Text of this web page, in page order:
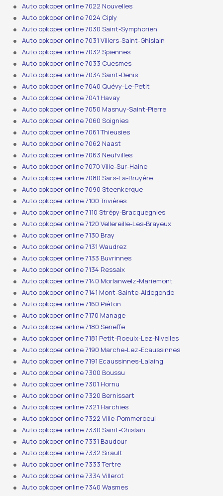
Auto opkoper online 7022 Nouvelles
Auto opkoper online 7024 Ciply
Auto opkoper online 7030 Saint-Symphorien
Auto opkoper online 7031 Villers-Saint-Ghislain
Auto opkoper online 7032 Spiennes
Auto opkoper online 7033 Cuesmes
Auto opkoper online 7034 Saint-Denis
Auto opkoper online 7040 Quévy-Le-Petit
Auto opkoper online 7041 Havay
Auto opkoper online 7050 Masnuy-Saint-Pierre
Auto opkoper online 7060 Soignies
Auto opkoper online 7061 Thieusies
Auto opkoper online 7062 Naast
Auto opkoper online 7063 Neufvilles
Auto opkoper online 7070 Ville-Sur-Haine
Auto opkoper online 7080 Sars-La-Bruyère
Auto opkoper online 7090 Steenkerque
Auto opkoper online 7100 Trivières
Auto opkoper online 7110 Strépy-Bracquegnies
Auto opkoper online 7120 Vellereille-Les-Brayeux
Auto opkoper online 7130 Bray
Auto opkoper online 7131 Waudrez
Auto opkoper online 7133 Buvrinnes
Auto opkoper online 7134 Ressaix
Auto opkoper online 7140 Morlanwelz-Mariemont
Auto opkoper online 7141 Mont-Sainte-Aldegonde
Auto opkoper online 7160 Piéton
Auto opkoper online 7170 Manage
Auto opkoper online 7180 Seneffe
Auto opkoper online 7181 Petit-Roeulx-Lez-Nivelles
Auto opkoper online 7190 Marche-Lez-Ecaussinnes
Auto opkoper online 7191 Ecaussinnes-Lalaing
Auto opkoper online 7300 Boussu
Auto opkoper online 7301 Hornu
Auto opkoper online 7320 Bernissart
Auto opkoper online 7321 Harchies
Auto opkoper online 7322 Ville-Pommeroeul
Auto opkoper online 7330 Saint-Ghislain
Auto opkoper online 7331 Baudour
Auto opkoper online 7332 Sirault
Auto opkoper online 7333 Tertre
Auto opkoper online 7334 Villerot
Auto opkoper online 7340 Wasmes